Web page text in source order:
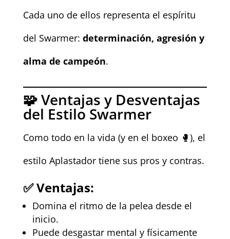
Cada uno de ellos representa el espíritu
del Swarmer: determinación, agresión y
alma de campeón.
🧩 Ventajas y Desventajas
del Estilo Swarmer
Como todo en la vida (y en el boxeo 🥊), el
estilo Aplastador tiene sus pros y contras.
✅Ventajas:
Domina el ritmo de la pelea desde el
inicio.
Puede desgastar mental y físicamente